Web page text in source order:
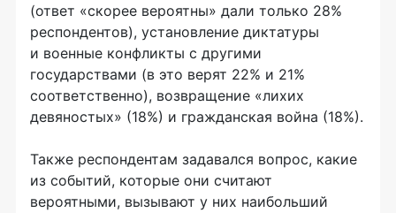
(ответ «скорее вероятны» дали только 28%
респондентов), установление диктатуры
и военные конфликты с другими
государствами (в это верят 22% и 21%
соответственно), возвращение «лихих
девяностых» (18%) и гражданская война (18%).
Также респондентам задавался вопрос, какие
из событий, которые они считают
вероятными, вызывают у них наибольший